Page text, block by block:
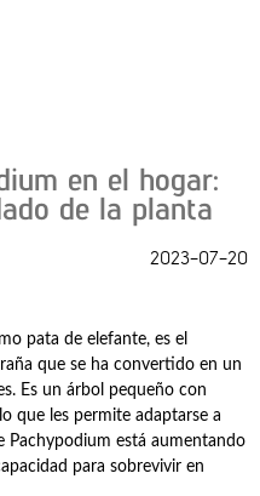
en el hogar:
de la planta
2023-07-20
pata de elefante, es el
que se ha convertido en un
Es un árbol pequeño con
que les permite adaptarse a
Pachypodium está aumentando
para sobrevivir en